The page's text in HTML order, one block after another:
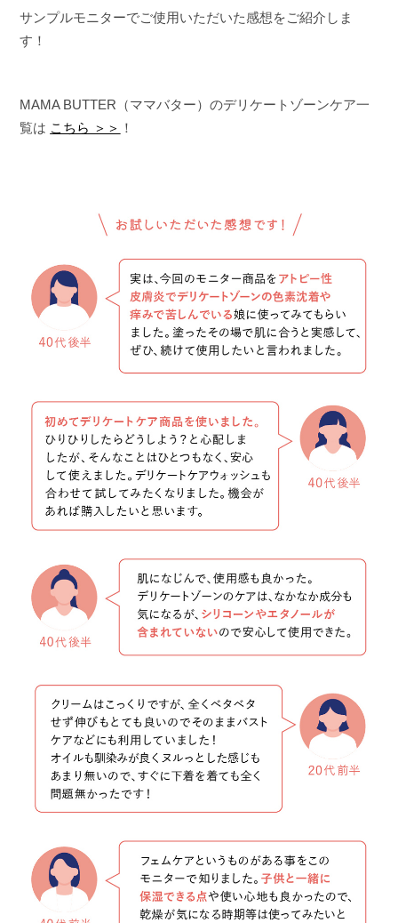
サンプルモニターでご使用いただいた感想をご紹介しま
す！
MAMA BUTTER（ママバター）のデリケートゾーンケア一
覧は こちら ＞＞ ！